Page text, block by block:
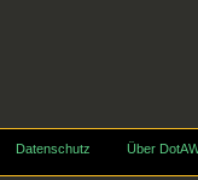
Datenschutz Über